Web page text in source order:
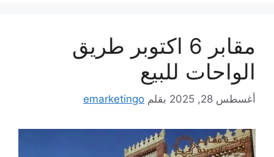
مقابر 6 اكتوبر طريق
الواحات للبيع
أغسطس 28, 2025 بقلم emarketingo